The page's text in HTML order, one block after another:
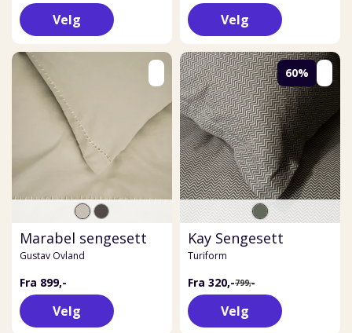
Velg Velg
Marabel sengesett
Gustav Ovland
Fra 899,-
Velg
60%
Kay Sengesett
Turiform
Fra 320,-799,-
Velg